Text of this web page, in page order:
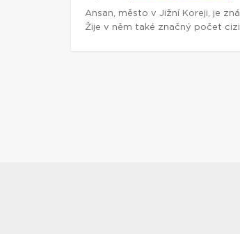
Ansan, město v Jižní Koreji, je
Žije v něm také značný počet